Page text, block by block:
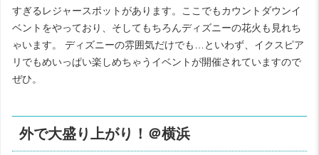
すぎるレジャースポットがあります。ここでもカウントダウンイ
ベントをやっており、そしてもちろんディズニーの花火も見れち
ゃいます。 ディズニーの雰囲気だけでも…といわず、イクスピア
リでもめいっぱい楽しめちゃうイベントが開催されていますので
ぜひ。
外で大盛り上がり！＠横浜